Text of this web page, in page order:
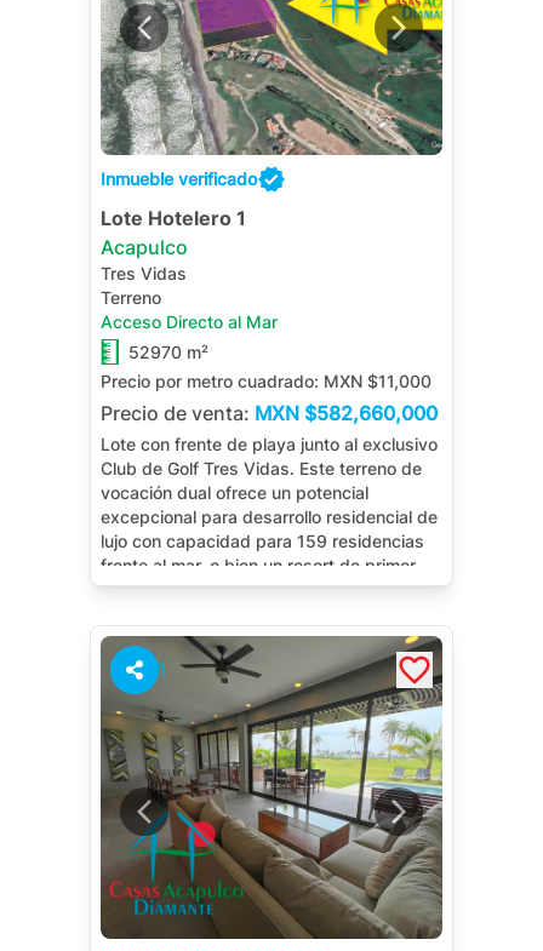
Inmueble verificado
Lote Hotelero 1
Acapulco
Tres Vidas
Terreno
Acceso Directo al Mar
52970 m²
Precio por metro cuadrado: MXN $11,000
Precio de venta: MXN $582,660,000
Lote con frente de playa junto al exclusivo
Club de Golf Tres Vidas. Este terreno de
vocación dual ofrece un potencial
excepcional para desarrollo residencial de
lujo con capacidad para 159 residencias
frente al mar, o bien un resort de primer
nivel con hasta 572 llaves hoteleras.
clase mundial y vistas panorámicas al
océano hacen de este lote la inversión
perfecta para desarrolladores que buscan
crear un proyecto emblemático en la
Riviera del Pacífico.
1